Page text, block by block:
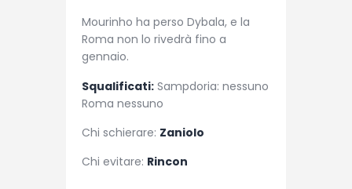
Mourinho ha perso Dybala, e la
Roma non lo rivedrà fino a
gennaio.
Squalificati: Sampdoria: nessuno
Roma nessuno
Chi schierare: Zaniolo
Chi evitare: Rincon